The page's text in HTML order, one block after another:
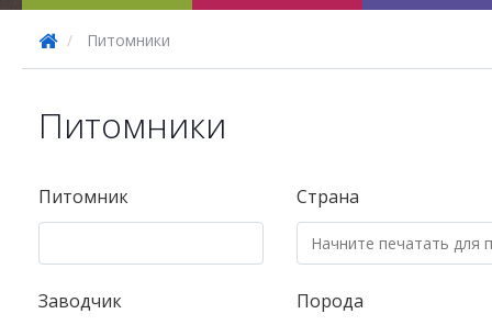
Питомники
Питомники
Питомник Страна
Заводчик Порода